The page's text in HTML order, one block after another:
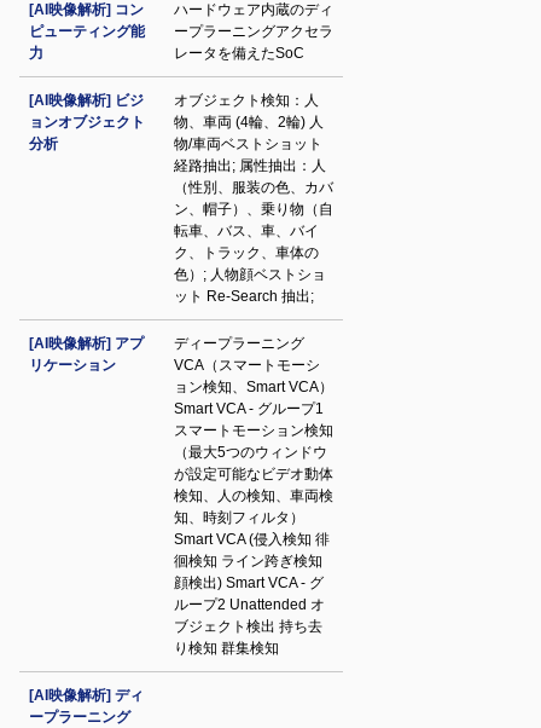
[AI映像解析] コン
ピューティング能
力
ハードウェア内蔵のディ
ープラーニングアクセラ
レータを備えたSoC
[AI映像解析] ビジ
ョンオブジェクト
分析
オブジェクト検知：人
物、車両 (4輪、2輪) 人
物/車両ベストショット
経路抽出; 属性抽出：人
（性別、服装の色、カバ
ン、帽子）、乗り物（自
転車、バス、車、バイ
ク、トラック、車体の
色）; 人物顔ベストショ
ット Re-Search 抽出;
[AI映像解析] アプ
リケーション
ディープラーニング
VCA（スマートモーシ
ョン検知、Smart VCA）
Smart VCA - グループ1
スマートモーション検知
（最大5つのウィンドウ
が設定可能なビデオ動体
検知、人の検知、車両検
知、時刻フィルタ）
Smart VCA (侵入検知 徘
徊検知 ライン跨ぎ検知
顔検出) Smart VCA - グ
ループ2 Unattended オ
ブジェクト検出 持ち去
り検知 群集検知
[AI映像解析] ディ
ープラーニング